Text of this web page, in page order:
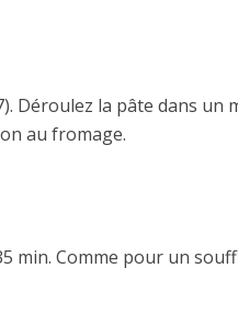
Déroulez la pâte dans un
au fromage.
min. Comme pour un